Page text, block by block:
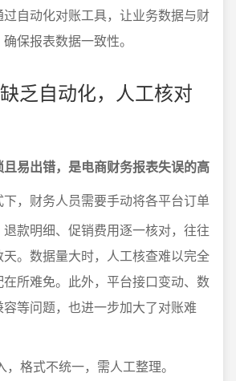
自动化对账工具，让业务数据与财
保报表数据一致性。
乏自动化，人工核对
易出错，是电商财务报表失误的高
，财务人员需要手动将各平台订单
款明细、促销费用逐一核对，往往
。数据量大时，人工核查难以完全
所难免。此外，平台接口变动、数
等问题，也进一步加大了对账难
格式不统一，需人工整理。